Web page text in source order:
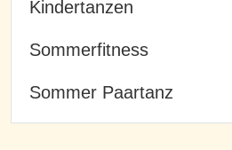
Kindertanzen
Sommerfitness
Sommer Paartanz